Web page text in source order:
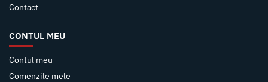
Contact
CONTUL MEU
Contul meu
Comenzile mele